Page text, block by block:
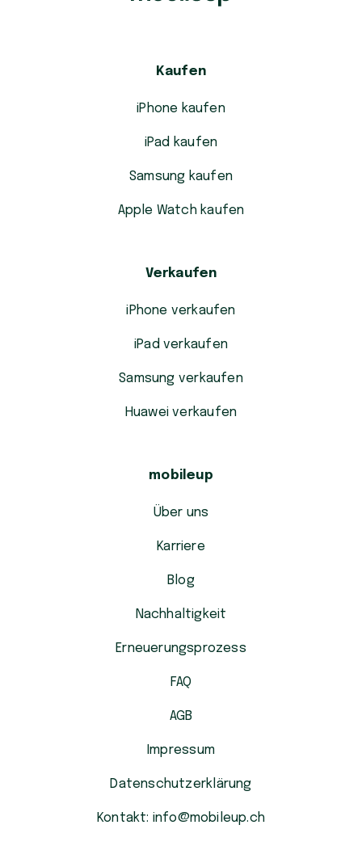
Kaufen
iPhone kaufen
iPad kaufen
Samsung kaufen
Apple Watch kaufen
Verkaufen
iPhone verkaufen
iPad verkaufen
Samsung verkaufen
Huawei verkaufen
mobileup
Über uns
Karriere
Blog
Nachhaltigkeit
Erneuerungsprozess
FAQ
AGB
Impressum
Datenschutzerklärung
Kontakt: info@mobileup.ch